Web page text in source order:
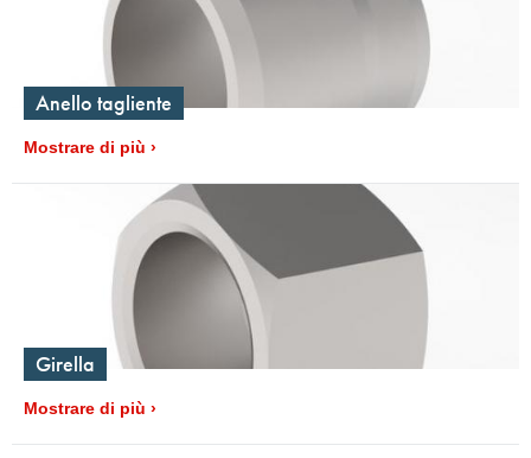
Anello tagliente
Mostrare di più
Girella
Mostrare di più